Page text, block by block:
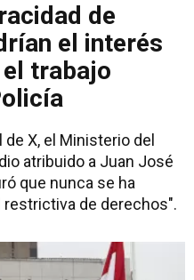
de
el interés
trabajo
X, el Ministerio del
atribuido a Juan José
que nunca se ha
de derechos".